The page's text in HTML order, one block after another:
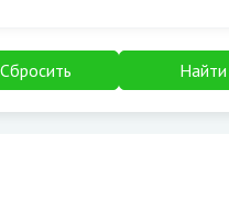
Сбросить Найти